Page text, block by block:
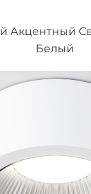
Акцентный
Белый